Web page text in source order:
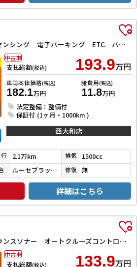
ハイブリッドZ・ホンダセンシング 電子パーキング ETC バックカメラ オートクルーズコントロール レーンアシスト 衝突被害軽減システム ナビ オートライト LEDヘッドランプ ヘッドライトウォッシャー アルミホイール
支払総額(税込) 193.9万円
車両本体価格(税込)
182.1万円
諸費用(税込)
11.8万円
法定整備：整備付
保証付 (1ヶ月・1000km )
中古車
西大和店
2.1万km 排気 1500cc
ルーセブラックメタリック 修復 無
詳細はこちら
ハイブリッドG クリアランスソナー オートクルーズコントロール レーンアシスト 衝突被害軽減システム オートライト スマートキー アイドリングストップ 電動格納ミラー シートヒーター CVT ESC エアコン
支払総額(税込) 133.9万円
中古車